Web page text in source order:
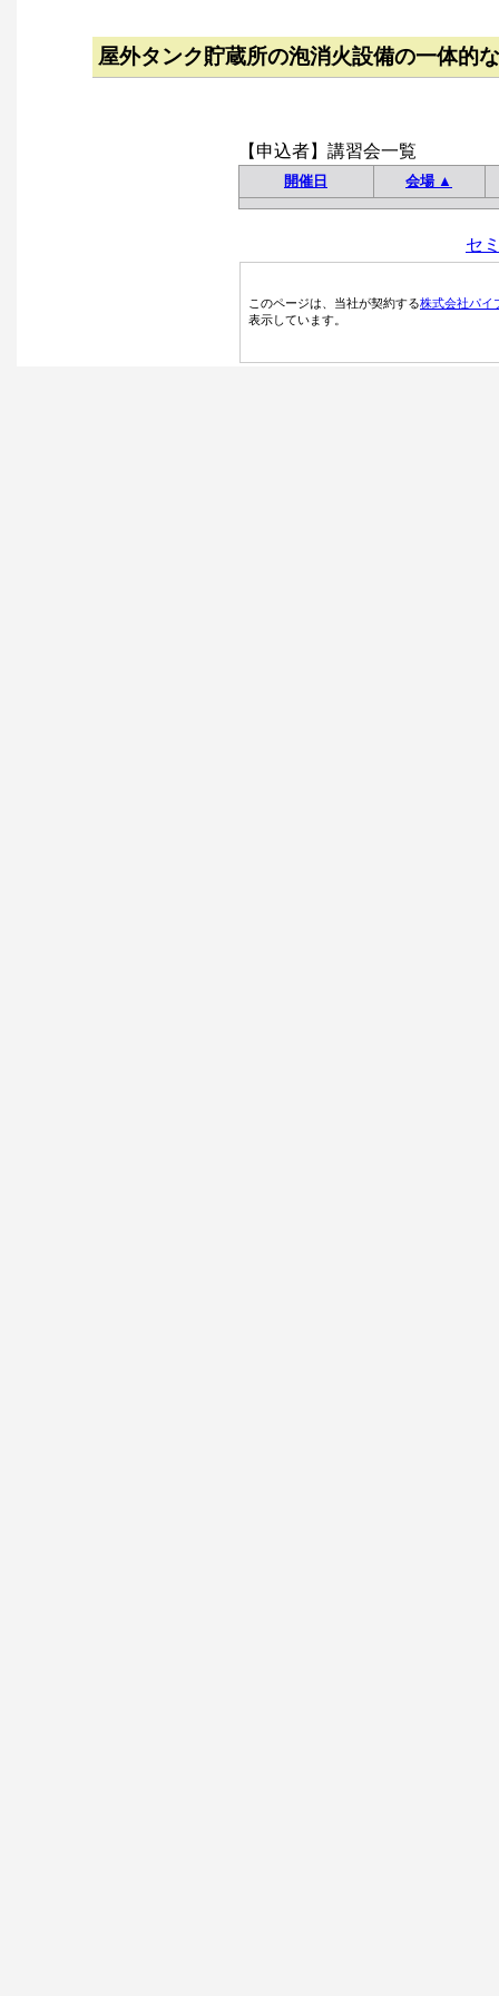
屋外タンク貯蔵所の泡消火設備の一体的
【申込者】講習会一覧
開催日 会場 ▲
セ
このページは、当社が契約する株式会社パイ
表示しています。